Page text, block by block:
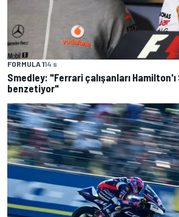
FORMULA 114 s
Smedley: "Ferrari çalışanları
benzetiyor"